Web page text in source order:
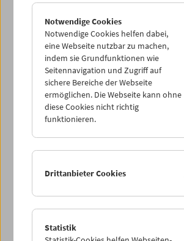
Di 15.11.
Mi 16.11.
Do 17.11.
Sa 19.11.
Notwendige Cookies
Notwendige Cookies helfen dabei,
eine Webseite nutzbar zu machen,
indem sie Grundfunktionen wie
Seitennavigation und Zugriff auf
sichere Bereiche der Webseite
ermöglichen. Die Webseite kann ohne
diese Cookies nicht richtig
funktionieren.
Drittanbieter Cookies
Statistik